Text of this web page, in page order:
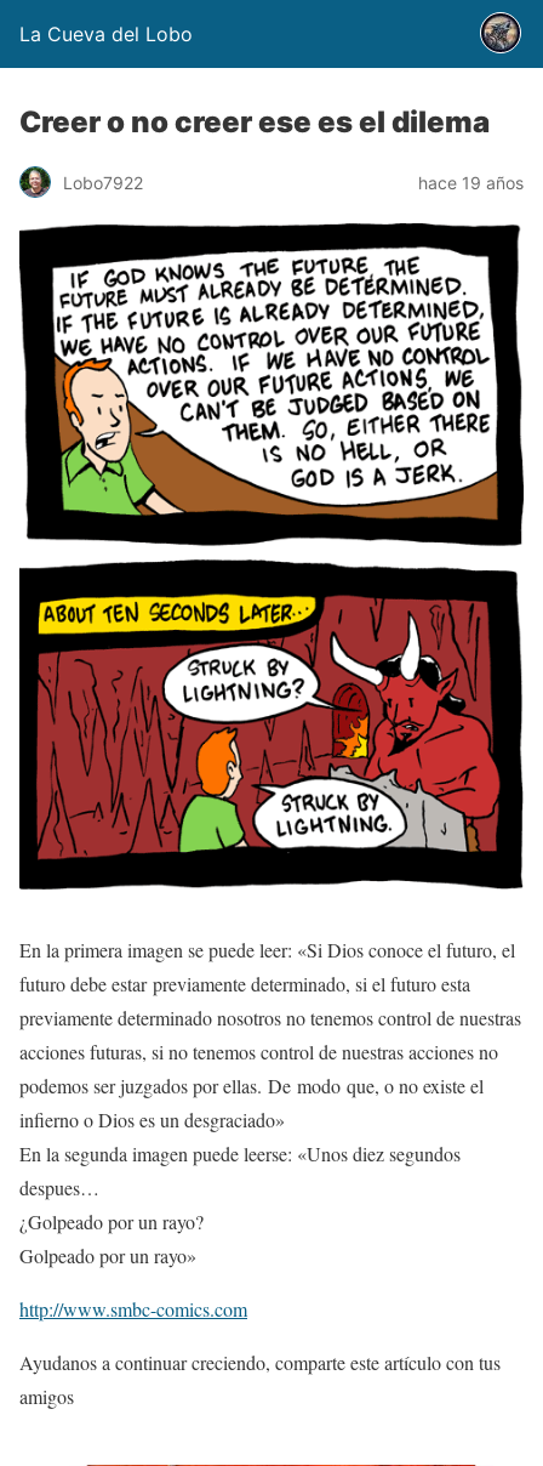
La Cueva del Lobo
Creer o no creer ese es el dilema
Lobo7922 hace 19 años
En la primera imagen se puede leer: «Si Dios conoce el futuro, el
futuro debe estar previamente determinado, si el futuro esta
previamente determinado nosotros no tenemos control de nuestras
acciones futuras, si no tenemos control de nuestras acciones no
podemos ser juzgados por ellas. De modo que, o no existe el
infierno o Dios es un desgraciado»
En la segunda imagen puede leerse: «Unos diez segundos
despues…
¿Golpeado por un rayo?
Golpeado por un rayo»
http://www.smbc-comics.com
Ayudanos a continuar creciendo, comparte este artículo con tus
amigos